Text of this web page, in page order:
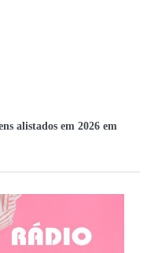
alistados em 2026 em